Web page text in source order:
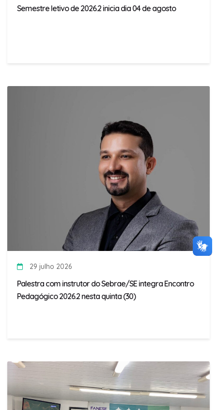
Semestre letivo de 2026.2 inicia dia 04 de agosto
29 julho 2026
Palestra com instrutor do Sebrae/SE integra Encontro
Pedagógico 2026.2 nesta quinta (30)